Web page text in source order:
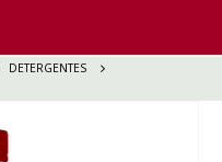
DETERGENTES